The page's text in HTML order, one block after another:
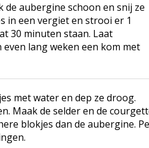
de aubergine schoon en snij ze
in een vergiet en strooi er 1
30 minuten staan. Laat
lang weken een kom met
met water en dep ze droog.
Maak de selder en de
blokjes dan de aubergine.